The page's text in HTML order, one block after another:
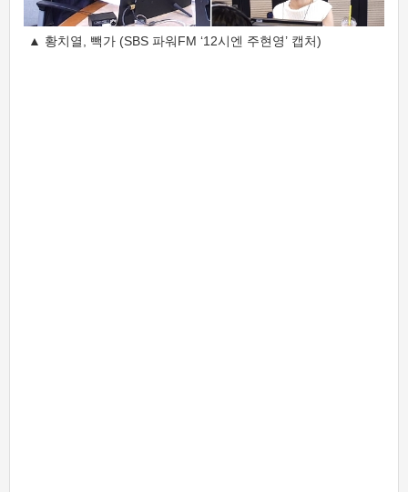
▲ 황치열, 빽가 (SBS 파워FM ‘12시엔 주현영’ 캡처)